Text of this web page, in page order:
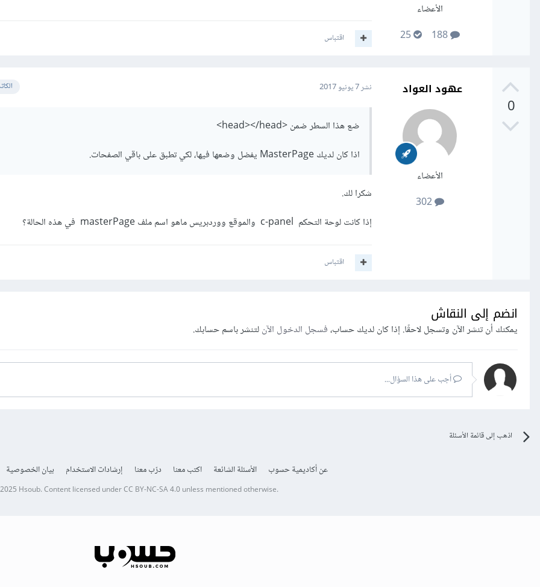
الأعضاء
188
25 اقتباس
0
عهود العواد
الأعضاء
302
نشر7 يونيو 2017
ضع هذا السطر ضمن <head></head>
اذا كان لديك MasterPage يفضل وضعها فيها، لكي تطبق على باقي الصفحات.
شكرا لك.
إذا كانت لوحة التحكم c-panel والموقع ووردبريس ماهو اسم ملف masterPage في هذه الحالة؟
اقتباس
انضم إلى النقاش
يمكنك أن تنشر الآن وتسجل لاحقًا. إذا كان لديك حساب،فسجل الدخول الآنلتنشر باسم حسابك.
أجب على هذا السؤال...
اذهب إلى قائمة الأسئلة
عن أكاديمية حسوب الأسئلة الشائعة اكتب معنا درّب معنا إرشادات الاستخدام بيان الخصوصية
Hsoub.Content licensed underCC BY-NC-SA 4.0unless mentioned otherwise.